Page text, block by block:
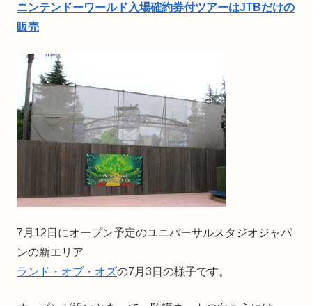
ニンテンドーワールド入場確約券付ツアーはJTBだけの
販売
7月12日にオープン予定のユニバーサルスタジオジャパ
ンの新エリア
ランド・オブ・オズの7月3日の様子です。